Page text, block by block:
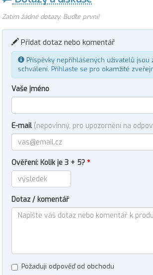
Zatím žádné dotazy. Buďte první!
Přidat dotaz nebo komentář
Příspěvky nepřihlášených uživatelů jsou
schválení. Přihlaste se pro okamžité
Vaše jméno
E-mail (nepovinný, pro upozornění na
Ověření: Kolik je 3 + 5? *
Dotaz / komentář
Požaduji odpověď od obchodu